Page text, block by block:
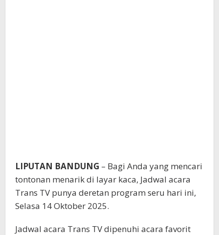
LIPUTAN BANDUNG – Bagi Anda yang mencari
tontonan menarik di layar kaca, Jadwal acara
Trans TV punya deretan program seru hari ini,
Selasa 14 Oktober 2025.
Jadwal acara Trans TV dipenuhi acara favorit